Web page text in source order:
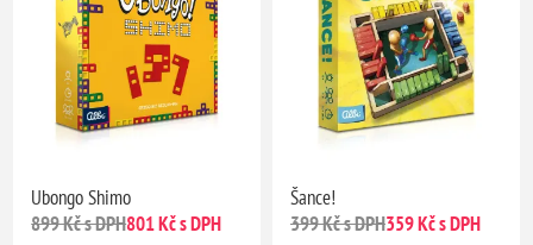
Ubongo Shimo
899 Kč s DPH801 Kč s DPH
Šance!
399 Kč s DPH359 Kč s DPH